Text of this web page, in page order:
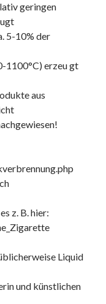
geringen
5-10% der
1100°C) erzeu gt
aus
z. B. hier:
Liquid
und künstlichen